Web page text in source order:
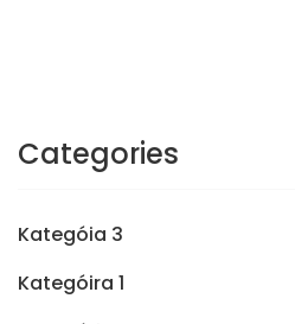
Categories
Kategóia 3
Kategóira 1